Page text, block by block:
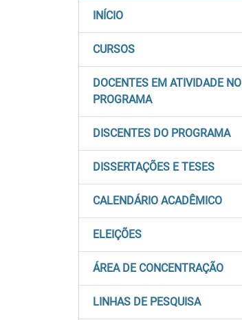
INÍCIO
CURSOS
DOCENTES EM ATIVIDADE NO
PROGRAMA
DISCENTES DO PROGRAMA
DISSERTAÇÕES E TESES
CALENDÁRIO ACADÊMICO
ELEIÇÕES
ÁREA DE CONCENTRAÇÃO
LINHAS DE PESQUISA